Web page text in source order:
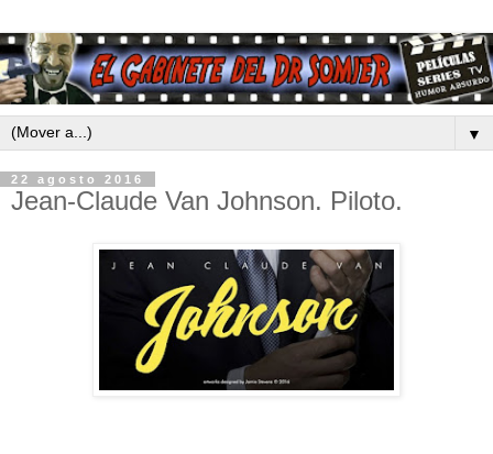
▼
22 agosto 2016
Jean-Claude Van Johnson. Piloto.